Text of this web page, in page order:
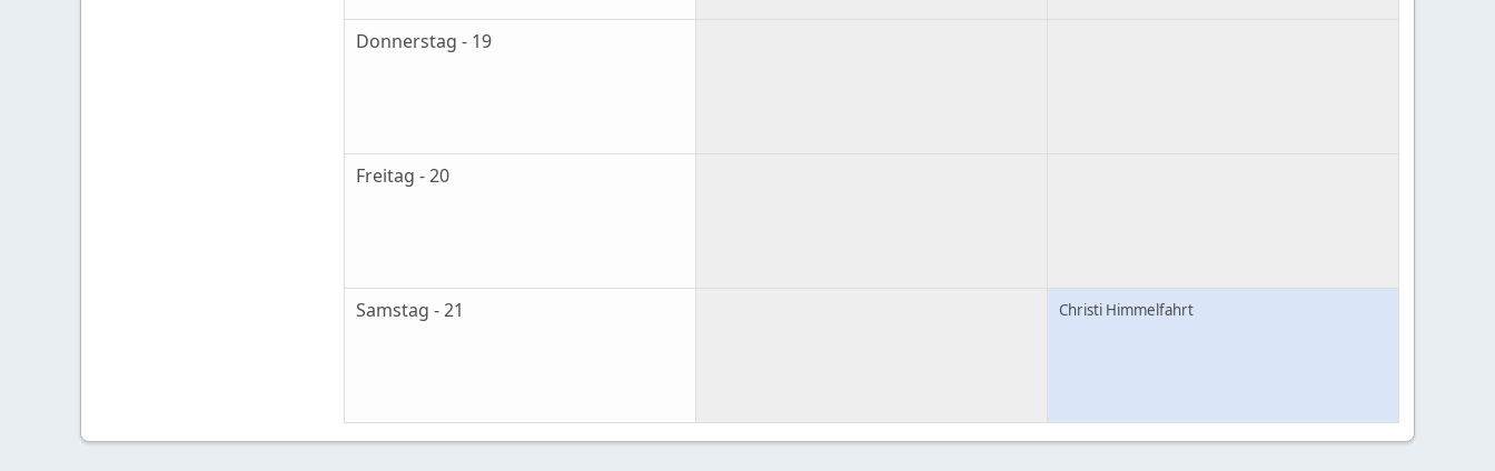
Donnerstag - 19
Freitag - 20
Samstag - 21 Christi Himmelfahrt